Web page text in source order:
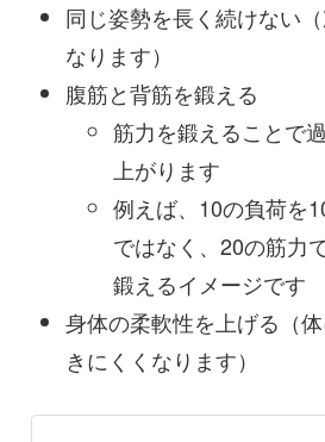
同じ姿勢を長く続けない
なります）
腹筋と背筋を鍛える
筋力を鍛えることで
上がります
例えば、10の負荷を
ではなく、20の筋力
鍛えるイメージです
身体の柔軟性を上げる（
きにくくなります）